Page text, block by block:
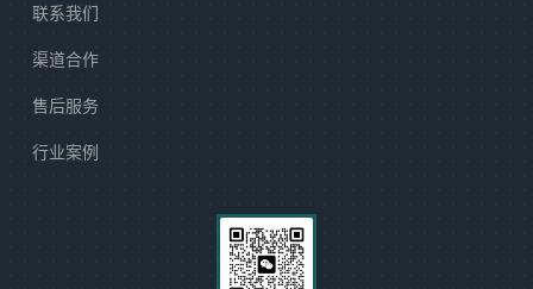
联系我们
渠道合作
售后服务
行业案例